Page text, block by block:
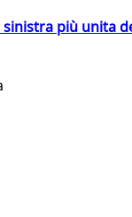
sinistra più unita